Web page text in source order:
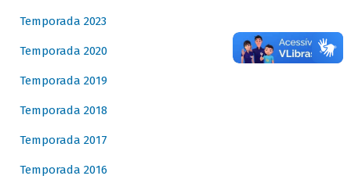
Temporada 2023
Temporada 2020
Temporada 2019
Temporada 2018
Temporada 2017
Temporada 2016